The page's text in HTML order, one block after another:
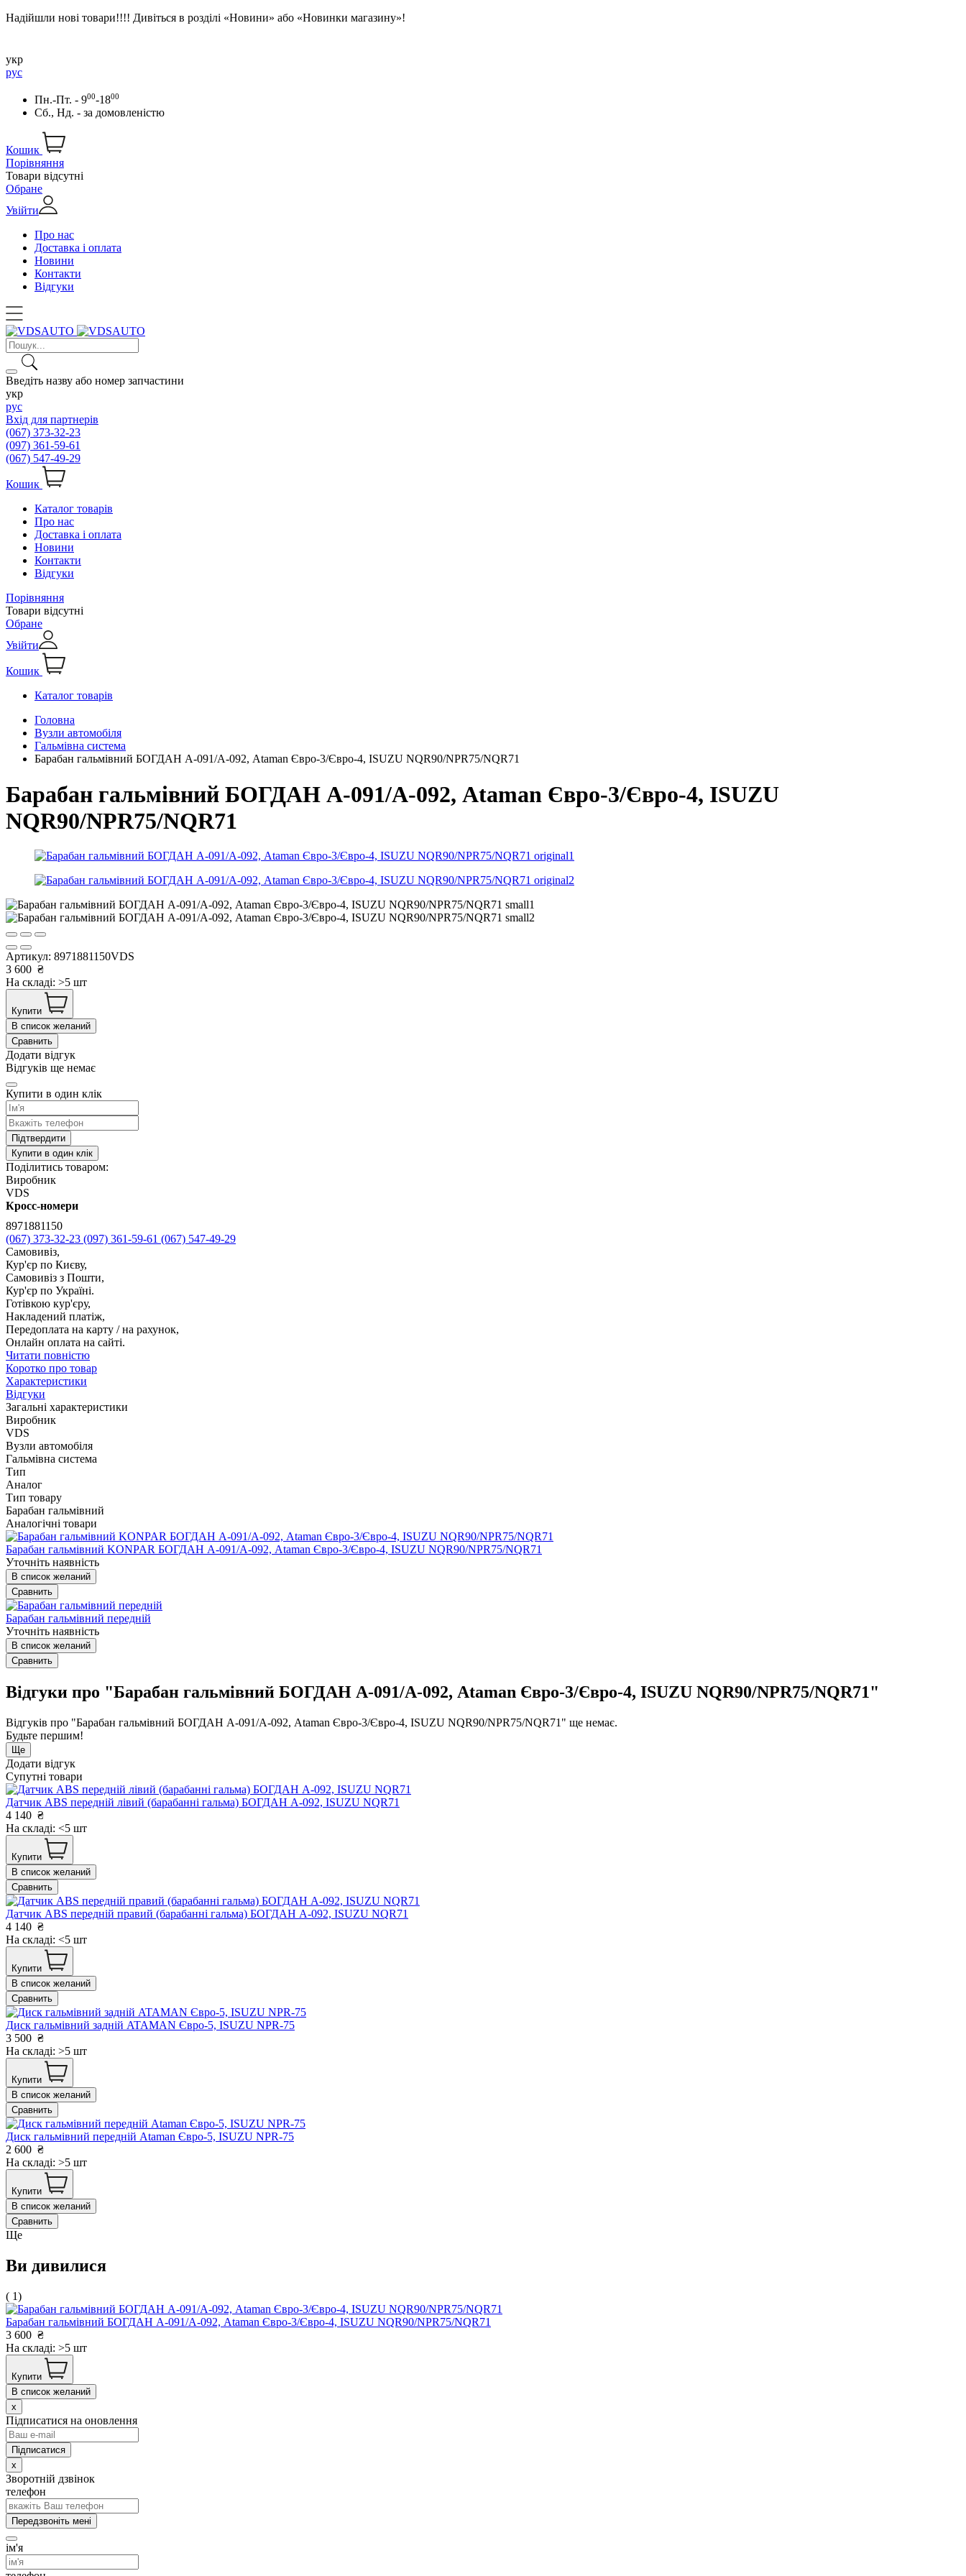
Надійшли нові товари!!!! Дивіться в розділі «Новини» або «Новинки магазину»!
укр
рус
Пн.-Пт. - 900-1800
Сб., Нд. - за домовленістю
Кошик
Порівняння
Товари відсутні
Обране
Увійти
Про нас
Доставка і оплата
Новини
Контакти
Відгуки
Введіть назву або номер запчастини
укр
рус
Вхід для партнерів
(067) 373-32-23
(097) 361-59-61
(067) 547-49-29
Кошик
Каталог товарів
Про нас
Доставка і оплата
Новини
Контакти
Відгуки
Порівняння
Товари відсутні
Обране
Увійти
Кошик
Каталог товарів
Головна
Вузли автомобіля
Гальмівна система
Барабан гальмівний БОГДАН А-091/А-092, Ataman Євро-3/Євро-4, ISUZU NQR90/NPR75/NQR71
Барабан гальмівний БОГДАН А-091/А-092, Ataman Євро-3/Євро-4, ISUZU
NQR90/NPR75/NQR71
Артикул: 8971881150VDS
3 600 ₴
На складі: >5 шт
Купити
В список желаний
Сравнить
Додати відгук
Відгуків ще немає
Купити в один клік
Підтвердити
Купити в один клік
Поділитись товаром:
Виробник
VDS
Кросс-номери
8971881150
(067) 373-32-23 (097) 361-59-61 (067) 547-49-29
Самовивіз,
Кур'єр по Києву,
Самовивіз з Пошти,
Кур'єр по Україні.
Готівкою кур'єру,
Накладений платіж,
Передоплата на карту / на рахунок,
Онлайн оплата на сайті.
Читати повністю
Коротко про товар
Характеристики
Відгуки
Загальні характеристики
Виробник
VDS
Вузли автомобіля
Гальмівна система
Тип
Аналог
Тип товару
Барабан гальмівний
Аналогічні товари
Барабан гальмівний KONPAR БОГДАН А-091/А-092, Ataman Євро-3/Євро-4, ISUZU NQR90/NPR75/NQR71
Уточніть наявність
В список желаний
Сравнить
Барабан гальмівний передній
Уточніть наявність
В список желаний
Сравнить
Відгуки про "Барабан гальмівний БОГДАН А-091/А-092, Ataman Євро-3/Євро-4, ISUZU NQR90/NPR75/NQR71"
Відгуків про "Барабан гальмівний БОГДАН А-091/А-092, Ataman Євро-3/Євро-4, ISUZU NQR90/NPR75/NQR71" ще немає.
Будьте першим!
Ще
Додати відгук
Супутні товари
Датчик ABS передній лівий (барабанні гальма) БОГДАН А-092, ISUZU NQR71
4 140 ₴
На складі: <5 шт
Купити
В список желаний
Сравнить
Датчик ABS передній правий (барабанні гальма) БОГДАН А-092, ISUZU NQR71
4 140 ₴
На складі: <5 шт
Купити
В список желаний
Сравнить
Диск гальмівний задній ATAMAN Євро-5, ISUZU NPR-75
3 500 ₴
На складі: >5 шт
Купити
В список желаний
Сравнить
Диск гальмівний передній Ataman Євро-5, ISUZU NPR-75
2 600 ₴
На складі: >5 шт
Купити
В список желаний
Сравнить
Ще
Ви дивилися
( 1)
Барабан гальмівний БОГДАН А-091/А-092, Ataman Євро-3/Євро-4, ISUZU NQR90/NPR75/NQR71
3 600 ₴
На складі: >5 шт
Купити
В список желаний
x
Підписатися на оновлення
x
Зворотній дзвінок
телефон
Передзвоніть мені
ім'я